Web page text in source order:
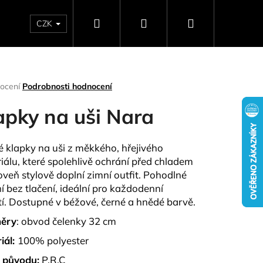
NAPIŠTE NÁM DÁRKOVÉ POUKAZY
CZK Hledat PřihlášeníNákupní
Podrobnosti hodnocení
na uši Nara
klapky na uši z měkkého, hřejivého
které spolehlivě ochrání před chladem
stylově doplní zimní outfit. Pohodlné
bez tlačení, ideální pro každodenní
Dostupné v béžové, černé a hnědé barvě.
: obvod čelenky 32 cm
100% polyester
původu: P.R.C